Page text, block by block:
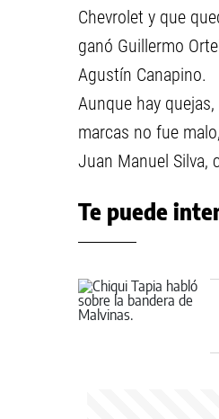
Chevrolet y que
ganó Guillermo
Agustín Canapino.
Aunque hay
marcas no fue
Juan Manuel Silva,
Te puede